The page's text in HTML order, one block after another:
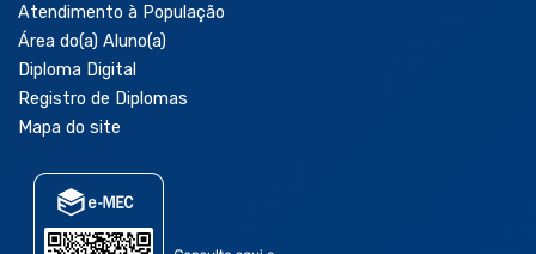
Atendimento à População
Área do(a) Aluno(a)
Diploma Digital
Registro de Diplomas
Mapa do site